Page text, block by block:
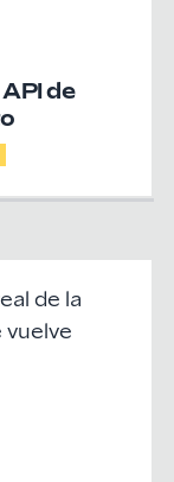
de
de la
vuelve